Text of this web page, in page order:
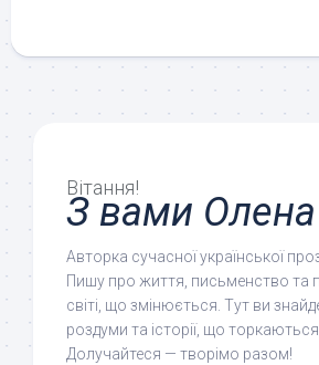
Вітання!
З вами Олена
Авторка сучасної української
Пишу про життя, письменство та
світі, що змінюється. Тут ви
роздуми та історії, що
Долучайтеся — творімо разом!